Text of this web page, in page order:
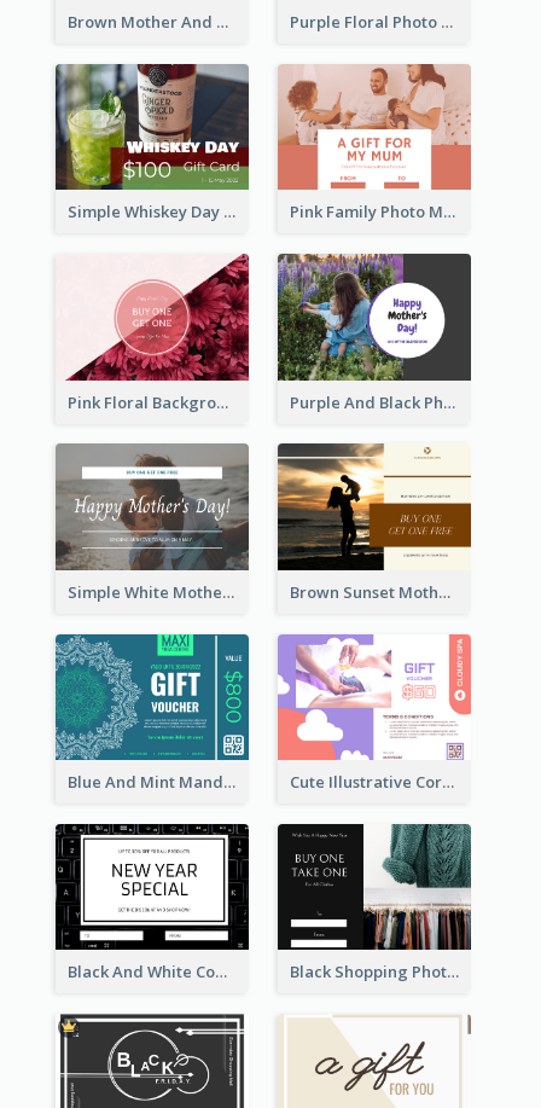
Brown Mother And Daughter Photo Mother's Day Gift Card Purple Floral Photo Frame Mother's Day Gift Card
Simple Whiskey Day Gift Card With Photo Pink Family Photo Mother's Day Gift Card
Pink Floral Background Mother's Day Gift Card Purple And Black Photo Mother's Day Gift Card
Simple White Mother's Day Photo Gift Card Brown Sunset Mother's Day Gift Card
Blue And Mint Mandala Yoga Discount Gift Card Design Cute Illustrative Coral And Purple Gift Card Design
Black And White Computer Photo New Year Gift Card Black Shopping Photo New Year Sale Gift Card